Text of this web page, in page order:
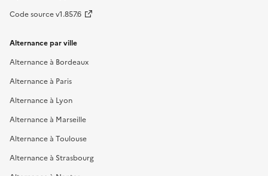
Code source v1.857.6
Alternance par ville
Alternance à Bordeaux
Alternance à Paris
Alternance à Lyon
Alternance à Marseille
Alternance à Toulouse
Alternance à Strasbourg